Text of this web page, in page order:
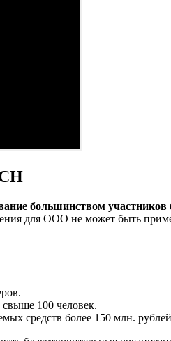
большинством участников
для ООО не может быть
100 человек.
средств более 150 млн.